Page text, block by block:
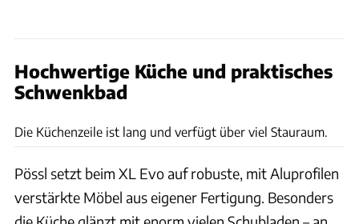
Hochwertige Küche und praktisches
Schwenkbad
Die Küchenzeile ist lang und verfügt über viel Stauraum.
Pössl setzt beim XL Evo auf robuste, mit Aluprofilen
verstärkte Möbel aus eigener Fertigung. Besonders